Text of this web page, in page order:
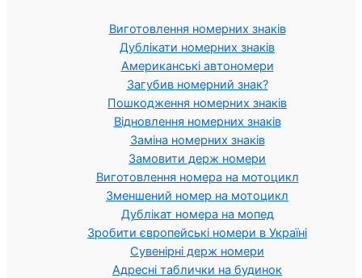
Виготовлення номерних знаків
Дублікати номерних знаків
Американські автономери
Загубив номерний знак?
Пошкодження номерних знаків
Відновлення номерних знаків
Заміна номерних знаків
Замовити держ номери
Виготовлення номера на мотоцикл
Зменшений номер на мотоцикл
Дублікат номера на мопед
Зробити європейські номери в Україні
Сувенірні держ номери
Адресні таблички на будинок